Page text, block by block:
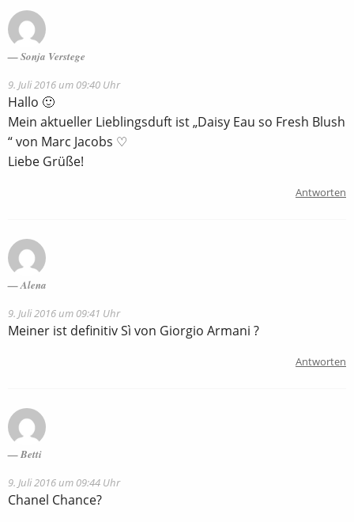
Sonja Verstege
9. Juli 2016 um 09:40 Uhr
Hallo 🙂
Mein aktueller Lieblingsduft ist „Daisy Eau so Fresh Blush
“ von Marc Jacobs ♡
Liebe Grüße!
Antworten
Alena
9. Juli 2016 um 09:41 Uhr
Meiner ist definitiv Sì von Giorgio Armani ?
Antworten
Betti
9. Juli 2016 um 09:44 Uhr
Chanel Chance?